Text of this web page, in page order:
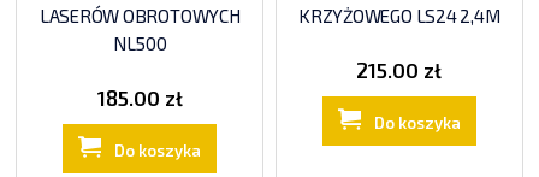
LASERÓW OBROTOWYCH
NL500
185.00 zł
Do koszyka
KRZYŻOWEGO LS24 2,4M
215.00 zł
Do koszyka